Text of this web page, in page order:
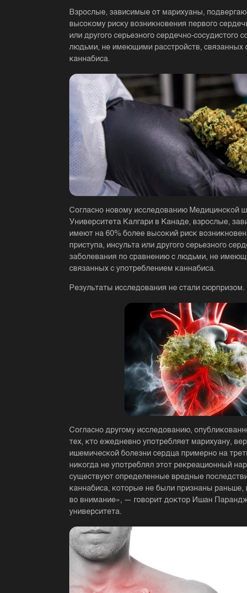
Взрослые, зависимые от марихуаны,
высокому риску возникновения первого
или другого серьезного сердечно-сосудистого
людьми, не имеющими расстройств, связанных
каннабиса.
Согласно новому исследованию Медицинской
Университета Калгари в Канаде, взрослые,
имеют на 60% более высокий риск
приступа, инсульта или другого серьезного
заболевания по сравнению с людьми, не
связанных с употреблением каннабиса.
Результаты исследования не стали сюрпризом.
Согласно другому исследованию,
тех, кто ежедневно употребляет марихуану,
ишемической болезни сердца примерно на
никогда не употреблял этот рекреационный
существуют определенные вредные
каннабиса, которые не были признаны
во внимание», — говорит доктор Ишан
университета.